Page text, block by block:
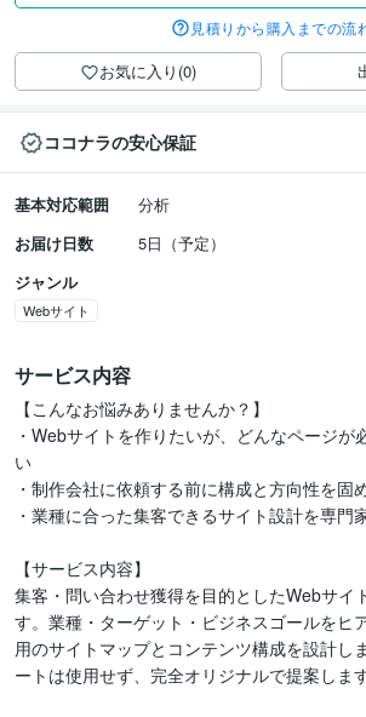
見積りから購入までの流
お気に入り(0)
ココナラの安心保証
基本対応範囲
分析
お届け日数
5日（予定）
ジャンル
Webサイト
サービス内容
【こんなお悩みありませんか？】
・Webサイトを作りたいが、どんなページが
い
・制作会社に依頼する前に構成と方向性を固
・業種に合った集客できるサイト設計を専門
【サービス内容】
集客・問い合わせ獲得を目的としたWebサイ
す。業種・ターゲット・ビジネスゴールをヒ
用のサイトマップとコンテンツ構成を設計し
ートは使用せず、完全オリジナルで提案します